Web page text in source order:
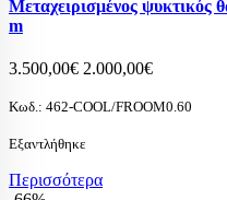
Μεταχειρισμένος ψυκτικός
m
3.500,00€ 2.000,00€
Κωδ.: 462-COOL/FROOM0.60
Εξαντλήθηκε
Περισσότερα